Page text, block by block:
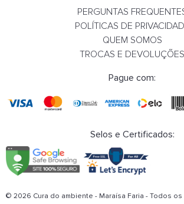
BAGUÁ FENG SHUI COM
CM
PERGUNTAS
POLÍTICAS DE
QUEM SOMOS
TROCAS E DEVOLUÇÕES
Pague com:
Selos e Certificados:
© 2026 Cura do ambiente - Maraísa Faria - Todos